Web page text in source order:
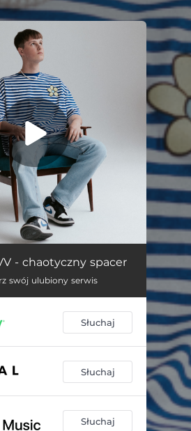
set!
02:00
03:06
03:27
03:25
Będzie 01:52
- chaotyczny spacer
swój ulubiony serwis
Słuchaj
Słuchaj
Słuchaj